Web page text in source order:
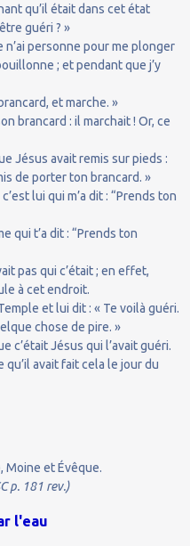
qu’il était dans cet état
guéri ? »
n’ai personne pour me plonger
; et pendant que j’y
et marche. »
brancard : il marchait ! Or, ce
Jésus avait remis sur pieds :
de porter ton brancard. »
lui qui m’a dit : “Prends ton
qui t’a dit : “Prends ton
pas qui c’était ; en effet,
à cet endroit.
et lui dit : « Te voilà guéri.
chose de pire. »
c’était Jésus qui l’avait guéri.
avait fait cela le jour du
Moine et Évêque.
p. 181 rev.)
l'eau